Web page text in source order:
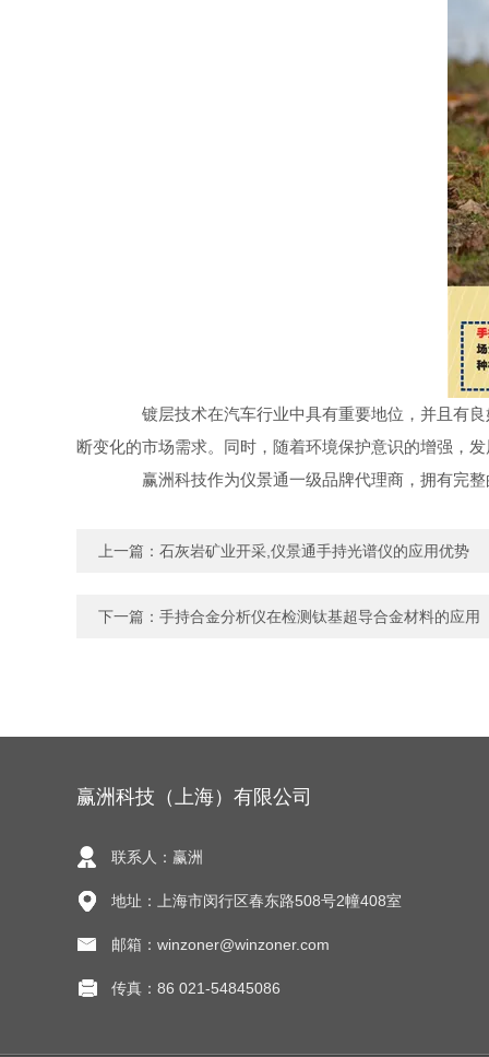
镀层技术在汽车行业中具有重要地位，并且有良
断变化的市场需求。同时，随着环境保护意识的增强，
赢洲科技作为仪景通一级品牌代理商，拥有完整
上一篇： 石灰岩矿业开采,仪景通手持光谱仪的应用优势
下一篇： 手持合金分析仪在检测钛基超导合金材料的应用
赢洲科技（上海）有限公司
联系人：赢洲
地址：上海市闵行区春东路508号2幢408室
邮箱：winzoner@winzoner.com
传真：86 021-54845086